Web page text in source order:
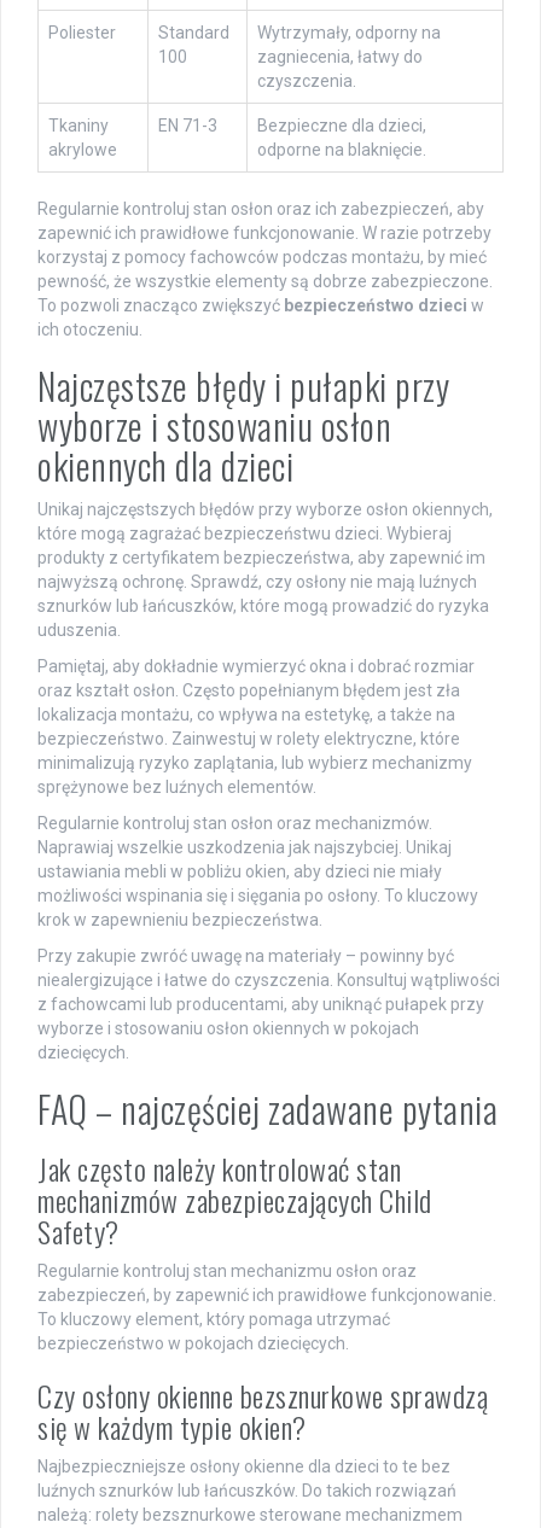
Poliester
Standard
100
Wytrzymały, odporny na
zagniecenia, łatwy do
czyszczenia.
Tkaniny
akrylowe
EN 71-3
Bezpieczne dla dzieci,
odporne na blaknięcie.
Regularnie kontroluj stan osłon oraz ich zabezpieczeń, aby
zapewnić ich prawidłowe funkcjonowanie. W razie potrzeby
korzystaj z pomocy fachowców podczas montażu, by mieć
pewność, że wszystkie elementy są dobrze zabezpieczone.
To pozwoli znacząco zwiększyć bezpieczeństwo dzieci w
ich otoczeniu.
Najczęstsze błędy i pułapki przy
wyborze i stosowaniu osłon
okiennych dla dzieci
Unikaj najczęstszych błędów przy wyborze osłon okiennych,
które mogą zagrażać bezpieczeństwu dzieci. Wybieraj
produkty z certyfikatem bezpieczeństwa, aby zapewnić im
najwyższą ochronę. Sprawdź, czy osłony nie mają luźnych
sznurków lub łańcuszków, które mogą prowadzić do ryzyka
uduszenia.
Pamiętaj, aby dokładnie wymierzyć okna i dobrać rozmiar
oraz kształt osłon. Często popełnianym błędem jest zła
lokalizacja montażu, co wpływa na estetykę, a także na
bezpieczeństwo. Zainwestuj w rolety elektryczne, które
minimalizują ryzyko zaplątania, lub wybierz mechanizmy
sprężynowe bez luźnych elementów.
Regularnie kontroluj stan osłon oraz mechanizmów.
Naprawiaj wszelkie uszkodzenia jak najszybciej. Unikaj
ustawiania mebli w pobliżu okien, aby dzieci nie miały
możliwości wspinania się i sięgania po osłony. To kluczowy
krok w zapewnieniu bezpieczeństwa.
Przy zakupie zwróć uwagę na materiały – powinny być
niealergizujące i łatwe do czyszczenia. Konsultuj wątpliwości
z fachowcami lub producentami, aby uniknąć pułapek przy
wyborze i stosowaniu osłon okiennych w pokojach
dziecięcych.
FAQ – najczęściej zadawane pytania
Jak często należy kontrolować stan
mechanizmów zabezpieczających Child
Safety?
Regularnie kontroluj stan mechanizmu osłon oraz
zabezpieczeń, by zapewnić ich prawidłowe funkcjonowanie.
To kluczowy element, który pomaga utrzymać
bezpieczeństwo w pokojach dziecięcych.
Czy osłony okienne bezsznurkowe sprawdzą
się w każdym typie okien?
Najbezpieczniejsze osłony okienne dla dzieci to te bez
luźnych sznurków lub łańcuszków. Do takich rozwiązań
należą: rolety bezsznurkowe sterowane mechanizmem